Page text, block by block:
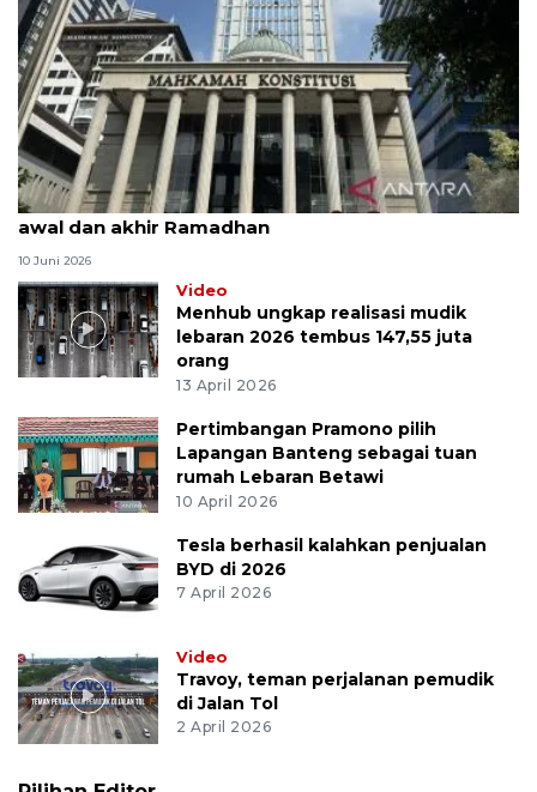
MK uji materi UU Peradilan Agama perihal isbat
awal dan akhir Ramadhan
10 Juni 2026
Video
Menhub ungkap realisasi mudik
lebaran 2026 tembus 147,55 juta
orang
13 April 2026
Pertimbangan Pramono pilih
Lapangan Banteng sebagai tuan
rumah Lebaran Betawi
10 April 2026
Tesla berhasil kalahkan penjualan
BYD di 2026
7 April 2026
Video
Travoy, teman perjalanan pemudik
di Jalan Tol
2 April 2026